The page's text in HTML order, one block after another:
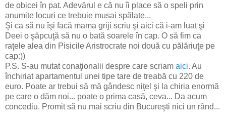
de obicei în pat. Adevărul e că nu îi place să o speli prin
anumite locuri ce trebuie musai spălate...
Şi ca să nu îşi facă mama griji scriu şi aici că i-am luat şi
Deei o şăpcuţă să nu o bată soarele în cap. O să fim ca
raţele alea din Pisicile Aristrocrate noi două cu pălăriuţe pe
cap:))
P.S. S-au mutat conaţionalii despre care scriam aici. Au
închiriat apartamentul unei tipe tare de treabă cu 220 de
euro. Poate ar trebui să mă gândesc niţel şi la chiria enormă
pe care o dăm noi... poate o prima casă, ceva... Da acum
concediu. Promit să nu mai scriu din Bucureşti nici un rând...